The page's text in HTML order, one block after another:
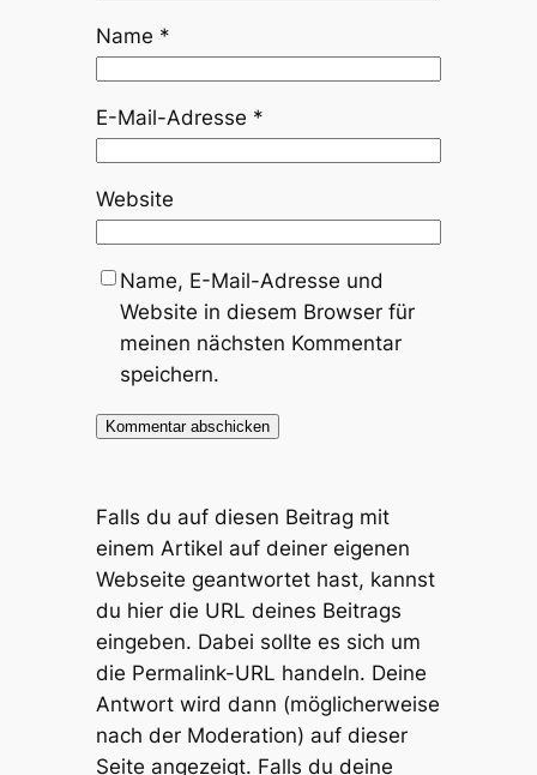
Name *
E-Mail-Adresse *
Website
Name, E-Mail-Adresse und
Website in diesem Browser für
meinen nächsten Kommentar
speichern.
Falls du auf diesen Beitrag mit
einem Artikel auf deiner eigenen
Webseite geantwortet hast, kannst
du hier die URL deines Beitrags
eingeben. Dabei sollte es sich um
die Permalink-URL handeln. Deine
Antwort wird dann (möglicherweise
nach der Moderation) auf dieser
Seite angezeigt. Falls du deine